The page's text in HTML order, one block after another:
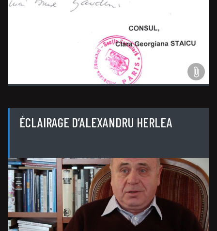
ÉCLAIRAGE D’ALEXANDRU HERLEA